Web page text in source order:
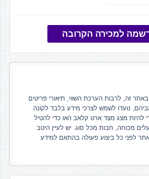
למכירה הקרובה
באתר זה, לרבות הערכת השווי, תיאורי פריטים
נועדו לשמש לצרכי מידע בלבד לקונה
להיות מצג מצד ארט קלאב ו/או כדי להטיל
מכוחה, חבות מכל סוג. יש לעיין היטב
לפני כל ביצוע פעולה בהתאם למידע